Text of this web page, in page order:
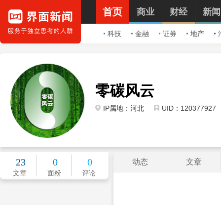
首页
科技 金融 证券 地产
商业 财经 新闻
零碳风云
IP属地：河北 UID：120377927
23
文章
0
面粉
0
评论
动态 文章